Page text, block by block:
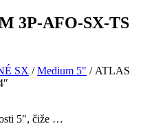
3P-AFO-SX-TS
SX /Medium 5" / ATLAS
5″, čiže …